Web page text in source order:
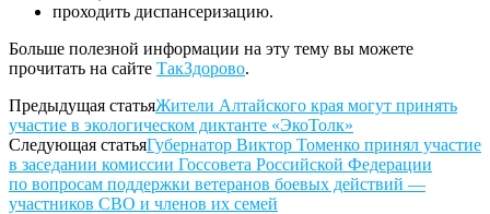
проходить диспансеризацию.
Больше полезной информации на эту тему вы можете
прочитать на сайте ТакЗдорово.
Предыдущая статьяЖители Алтайского края могут принять
участие в экологическом диктанте «ЭкоТолк»
Следующая статьяГубернатор Виктор Томенко принял участие
в заседании комиссии Госсовета Российской Федерации
по вопросам поддержки ветеранов боевых действий —
участников СВО и членов их семей